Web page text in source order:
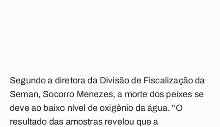
Segundo a diretora da Divisão de Fiscalização da
Seman, Socorro Menezes, a morte dos peixes se
deve ao baixo nível de oxigênio da água. "O
resultado das amostras revelou que a